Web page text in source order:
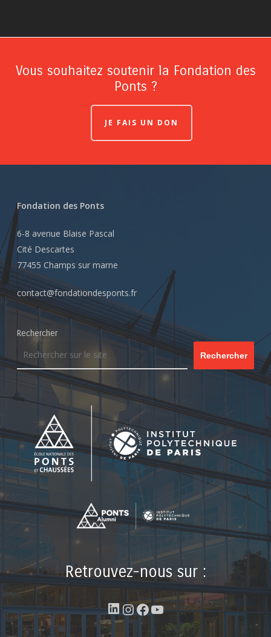
Vous souhaitez soutenir la Fondation des
Ponts ?
JE FAIS UN DON
Fondation des Ponts
6-8 avenue Blaise Pascal
Cité Descartes
77455 Champs sur marne
contact@fondationdesponts.fr
Rechercher
Rechercher
Retrouvez-nous sur :
LinkedIn
Instagram
Facebook
YouTube